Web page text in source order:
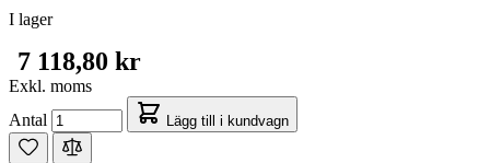
I lager
7 118,80 kr
Exkl. moms
Antal
Lägg till i kundvagn